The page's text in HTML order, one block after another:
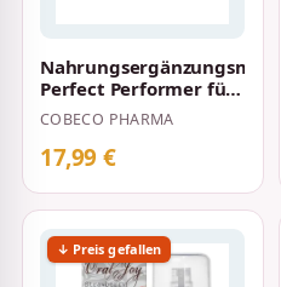
Nahrungsergänzungsmittel
Perfect Performer für
Ihn 8 Tabletten
COBECO PHARMA
17,99 €
↓ Preis gefallen